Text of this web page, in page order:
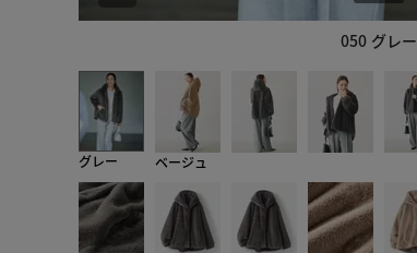
050 グレー
グレー ベージュ